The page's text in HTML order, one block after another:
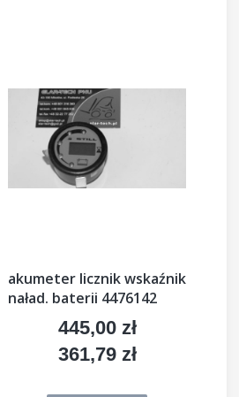
akumeter licznik wskaźnik
naład. baterii 4476142
Cena
445,00 zł
Cena
361,79 zł